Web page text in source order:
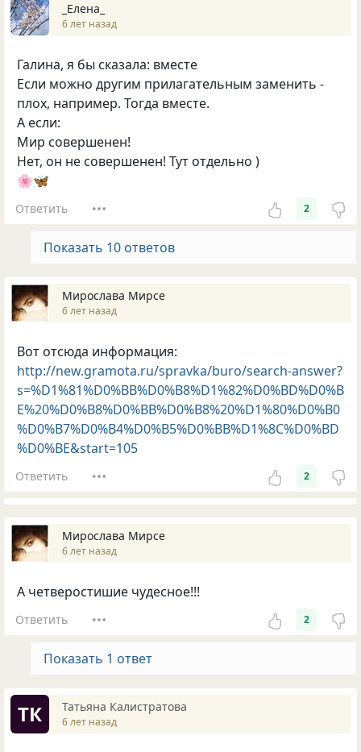
_Елена_
6 лет назад
Галина, я бы сказала: вместе
Если можно другим прилагательным заменить -
плох, например. Тогда вместе.
А если:
Мир совершенен!
Нет, он не совершенен! Тут отдельно )
🌸🦋
Ответить 2
Показать 10 ответов
Мирослава Мирсе
6 лет назад
Вот отсюда информация:
http://new.gramota.ru/spravka/buro/search-answer?
s=%D1%81%D0%BB%D0%B8%D1%82%D0%BD%D0%B
E%20%D0%B8%D0%BB%D0%B8%20%D1%80%D0%B0
%D0%B7%D0%B4%D0%B5%D0%BB%D1%8C%D0%BD
%D0%BE&start=105
Ответить 2
Мирослава Мирсе
6 лет назад
А четверостишие чудесное!!!
Ответить 2
Показать 1 ответ
ТК Татьяна Калистратова
6 лет назад